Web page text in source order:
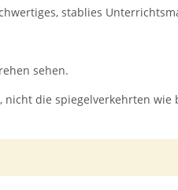
stablies
sehen.
die spiegelverkehrten wie